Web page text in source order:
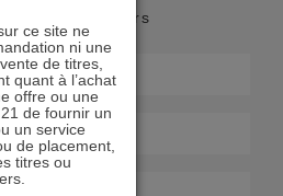
nos newsletters
ce site ne
ni une
de titres,
quant à l’achat
offre ou une
de fournir un
un service
de placement,
titres ou